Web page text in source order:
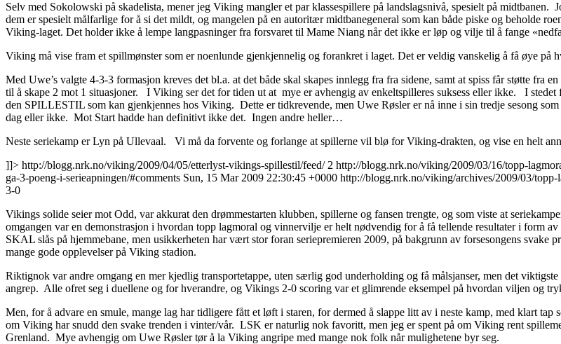
Selv med Sokolowski på skadelista, mener jeg Viking mangler et par klassespillere på landslagsnivå, spesielt på
dem er spesielt målfarlige for å si det mildt, og mangelen på en autoritær midtbanegeneral som kan både piske og beholde
Viking-laget. Det holder ikke å lempe langpasninger fra forsvaret til Mame Niang når det ikke er løp og vilje til å fange
Viking må vise fram et spillmønster som er noenlunde gjenkjennelig og forankret i laget. Det er veldig vanskelig å få øye på
Med Uwe’s valgte 4-3-3 formasjon kreves det bl.a. at det både skal skapes innlegg fra fra sidene, samt at spiss får støtte
til å skape 2 mot 1 situasjoner. I Viking ser det for tiden ut at mye er avhengig av enkeltspilleres suksess eller ikke. I
den SPILLESTIL som kan gjenkjennes hos Viking. Dette er tidkrevende, men Uwe Røsler er nå inne i sin tredje sesong
dag eller ikke. Mot Start hadde han definitivt ikke det. Ingen andre heller…
Neste seriekamp er Lyn på Ullevaal. Vi må da forvente og forlange at spillerne vil blø for Viking-drakten, og vise en helt
]]> http://blogg.nrk.no/viking/2009/04/05/etterlyst-vikings-spillestil/feed/ 2 http://blogg.nrk.no/viking/2009/03/16/topp-
ga-3-poeng-i-serieapningen/#comments Sun, 15 Mar 2009 22:30:45 +0000 http://blogg.nrk.no/viking/archives/2009/03/
3-0
Vikings solide seier mot Odd, var akkurat den drømmestarten klubben, spillerne og fansen trengte, og som viste at
omgangen var en demonstrasjon i hvordan topp lagmoral og vinnervilje er helt nødvendig for å få tellende resultater i form
SKAL slås på hjemmebane, men usikkerheten har vært stor foran seriepremieren 2009, på bakgrunn av forsesongens
mange gode opplevelser på Viking stadion.
Riktignok var andre omgang en mer kjedlig transportetappe, uten særlig god underholding og få målsjanser, men det
angrep. Alle ofret seg i duellene og for hverandre, og Vikings 2-0 scoring var et glimrende eksempel på hvordan viljen og
Men, for å advare en smule, mange lag har tidligere fått et løft i staren, for dermed å slappe litt av i neste kamp, med klart
om Viking har snudd den svake trenden i vinter/vår. LSK er naturlig nok favoritt, men jeg er spent på om Viking rent
Grenland. Mye avhengig om Uwe Røsler tør å la Viking angripe med mange nok folk når mulighetene byr seg.